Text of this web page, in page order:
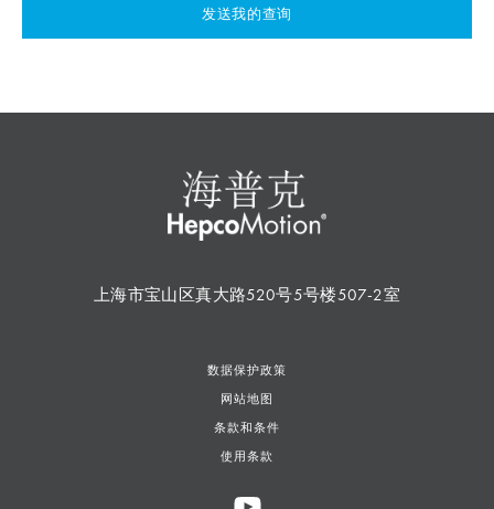
发送我的查询
上海市宝山区真大路520号5号楼507-2室
数据保护政策
网站地图
条款和条件
使用条款